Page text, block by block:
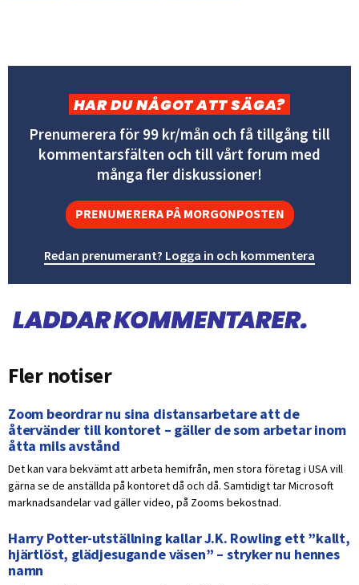
HAR DU NÅGOT ATT SÄGA?
Prenumerera för 99 kr/mån och få tillgång till
kommentarsfälten och till vårt forum med
många fler diskussioner!
PRENUMERERA PÅ MORGONPOSTEN
Redan prenumerant? Logga in och kommentera
Fler notiser
Zoom beordrar nu sina distansarbetare att de
återvänder till kontoret – gäller de som arbetar inom
åtta mils avstånd
Det kan vara bekvämt att arbeta hemifrån, men stora företag i USA vill
gärna se de anställda på kontoret då och då. Samtidigt tar Microsoft
marknadsandelar vad gäller video, på Zooms bekostnad.
Harry Potter-utställning kallar J.K. Rowling ett ”kallt,
hjärtlöst, glädjesugande väsen” – stryker nu hennes
namn